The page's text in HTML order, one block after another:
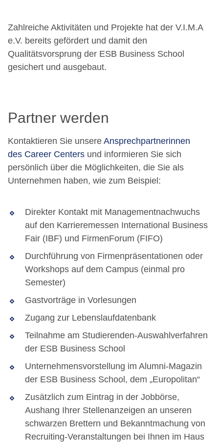
Zahlreiche Aktivitäten und Projekte hat der V.I.M.A
e.V. bereits gefördert und damit den
Qualitätsvorsprung der ESB Business School
gesichert und ausgebaut.
Partner werden
Kontaktieren Sie unsere Ansprechpartnerinnen
des Career Centers und informieren Sie sich
persönlich über die Möglichkeiten, die Sie als
Unternehmen haben, wie zum Beispiel:
Direkter Kontakt mit Managementnachwuchs
auf den Karrieremessen International Business
Fair (IBF) und FirmenForum (FIFO)
Durchführung von Firmenpräsentationen oder
Workshops auf dem Campus (einmal pro
Semester)
Gastvorträge in Vorlesungen
Zugang zur Lebenslaufdatenbank
Teilnahme am Studierenden-Auswahlverfahren
der ESB Business School
Unternehmensvorstellung im Alumni-Magazin
der ESB Business School, dem „Europolitan“
Zusätzlich zum Eintrag in der Jobbörse,
Aushang Ihrer Stellenanzeigen an unseren
schwarzen Brettern und Bekanntmachung von
Recruiting-Veranstaltungen bei Ihnen im Haus